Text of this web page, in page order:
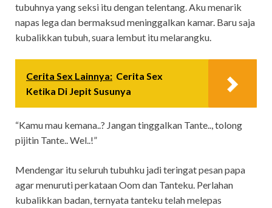
tubuhnya yang seksi itu dengan telentang. Aku menarik
napas lega dan bermaksud meninggalkan kamar. Baru saja
kubalikkan tubuh, suara lembut itu melarangku.
Cerita Sex Lainnya: Cerita Sex
Ketika Di Jepit Susunya
“Kamu mau kemana..? Jangan tinggalkan Tante.., tolong
pijitin Tante.. Wel..!”
Mendengar itu seluruh tubuhku jadi teringat pesan papa
agar menuruti perkataan Oom dan Tanteku. Perlahan
kubalikkan badan, ternyata tanteku telah melepas